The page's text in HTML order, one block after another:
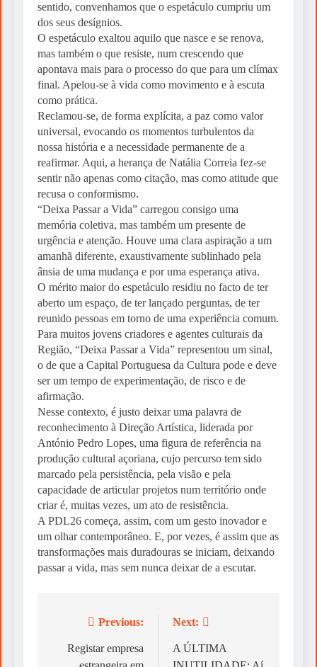
sentido, convenhamos que o espetáculo cumpriu um
dos seus desígnios.
O espetáculo exaltou aquilo que nasce e se renova,
mas também o que resiste, num crescendo que
apontava mais para o processo do que para um clímax
final. Apelou-se à vida como movimento e à escuta
como prática.
Reclamou-se, de forma explícita, a paz como valor
universal, evocando os momentos turbulentos da
nossa história e a necessidade permanente de a
reafirmar. Aqui, a herança de Natália Correia fez-se
sentir não apenas como citação, mas como atitude que
recusa o conformismo.
“Deixa Passar a Vida” carregou consigo uma
memória coletiva, mas também um presente de
urgência e atenção. Houve uma clara aspiração a um
amanhã diferente, exaustivamente sublinhado pela
ânsia de uma mudança e por uma esperança ativa.
O mérito maior do espetáculo residiu no facto de ter
aberto um espaço, de ter lançado perguntas, de ter
reunido pessoas em torno de uma experiência comum.
Para muitos jovens criadores e agentes culturais da
Região, “Deixa Passar a Vida” representou um sinal,
o de que a Capital Portuguesa da Cultura pode e deve
ser um tempo de experimentação, de risco e de
afirmação.
Nesse contexto, é justo deixar uma palavra de
reconhecimento à Direção Artística, liderada por
António Pedro Lopes, uma figura de referência na
produção cultural açoriana, cujo percurso tem sido
marcado pela persistência, pela visão e pela
capacidade de articular projetos num território onde
criar é, muitas vezes, um ato de resistência.
A PDL26 começa, assim, com um gesto inovador e
um olhar contemporâneo. E, por vezes, é assim que as
transformações mais duradouras se iniciam, deixando
passar a vida, mas sem nunca deixar de a escutar.
navigation
Previous:
Registar empresa
Next:
A ÚLTIMA